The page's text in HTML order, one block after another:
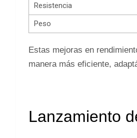
Resistencia
Peso
Estas mejoras en
manera más eficiente,
Lanzamiento